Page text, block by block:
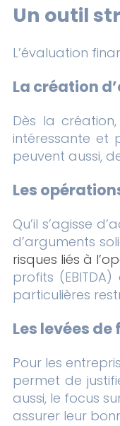
Un outil
L’évaluation
La création
Dès la
intéressante et
peuvent aussi,
Les
Qu’il s’agisse
d’arguments
risques liés à
profits
particulières
Les levées de
Pour les
permet de
aussi, le focus
assurer leur